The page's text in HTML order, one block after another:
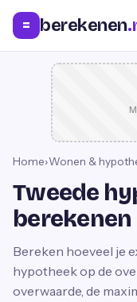
= berekenen
Home›Wonen &
Tweede
berekenen
Bereken hoeveel je
hypotheek op de
overwaarde, de